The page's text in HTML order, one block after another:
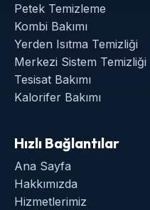
Petek Temizleme
Kombi Bakımı
Yerden Isıtma Temizliği
Merkezi Sistem Temizliği
Tesisat Bakımı
Kalorifer Bakımı
Hızlı Bağlantılar
Ana Sayfa
Hakkımızda
Hizmetlerimiz